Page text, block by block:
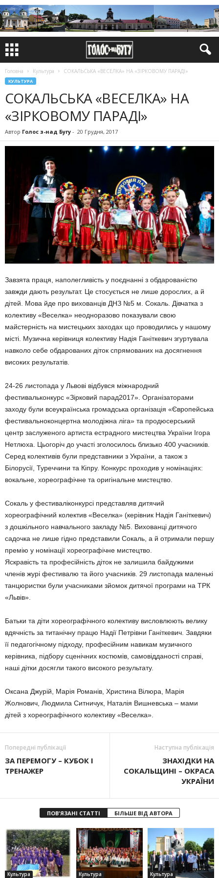
Головна Культура СОКАЛЬСЬКА «ВЕСЕЛКА» НА «ЗІРКОВОМУ ПАРАДІ»
КУЛЬТУРА
СОКАЛЬСЬКА «ВЕСЕЛКА» НА
«ЗІРКОВОМУ ПАРАДІ»
Автор Голос з-над Бугу - 20 Грудня, 2017
Завзята праця, наполегливість у поєднанні з обдарованістю
завжди дають результат. Це стосується не лише дорослих, а й
дітей. Мова йде про вихованців ДНЗ №5 м. Сокаль. Дівчатка з
колективу «Веселка» неодноразово показували свою
майстерність на мистецьких заходах що проводились у нашому
місті. Музична керівниця колективу Надія Ганіткевич згуртувала
навколо себе обдарованих діток спрямованих на досягнення
високих результатів.
24-26 листопада у Львові відбувся міжнародний
фестивальконкурс «Зірковий парад2017». Організаторами
заходу були всеукраїнська громадська організація «Європейська
фестивальноконцертна молодіжна ліга» та продюсерський
центр заслуженого артиста естрадного мистецтва України Ігора
Нетлюха. Цьогоріч до участі зголосилось близько 400 учасників.
Серед колективів були представники з України, а також з
Білорусії, Туреччини та Кіпру. Конкурс проходив у номінаціях:
вокальне, хореографічне та оригінальне мистецтво.
Сокаль у фестиваліконкурсі представляв дитячий
хореографічний колектив «Веселка» (керівник Надія Ганіткевич)
з дошкільного навчального закладу №5. Вихованці дитячого
садочка не лише гідно представили Сокаль, а й отримали першу
премію у номінації хореографічне мистецтво.
Яскравість та професійність діток не залишила байдужими
членів журі фестивалю та його учасників. 29 листопада маленькі
танцюристки були учасниками зйомок дитячої програми на ТРК
«Львів».
Батьки та діти хореографічного колективу висловлюють велику
вдячність за титанічну працю Надії Петрівни Ганіткевич. Завдяки
її педагогічному підходу, професійним навикам музичного
керівника, підбору сценічних костюмів, самовідданості справі,
наші дітки досягли такого високого результату.
Оксана Джурій, Марія Романів, Христина Вілюра, Марія
Жолнович, Людмила Ситничук, Наталія Вишневська – мами
дітей з хореографічного колективу «Веселка».
Попередні публікації
ЗА ПЕРЕМОГУ – КУБОК І
ТРЕНАЖЕР
Наступна публікація
ЗНАХІДКИ НА
СОКАЛЬЩИНІ – ОКРАСА
УКРАЇНИ
ПОВ'ЯЗАНІ СТАТТІ БІЛЬШЕ ВІД АВТОРА
Культура Культура Культура